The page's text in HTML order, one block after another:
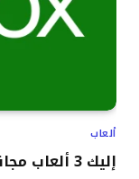
ألعاب
إليك 3 ألعاب مجانية متاحة عبر منصات إكس بوكس.